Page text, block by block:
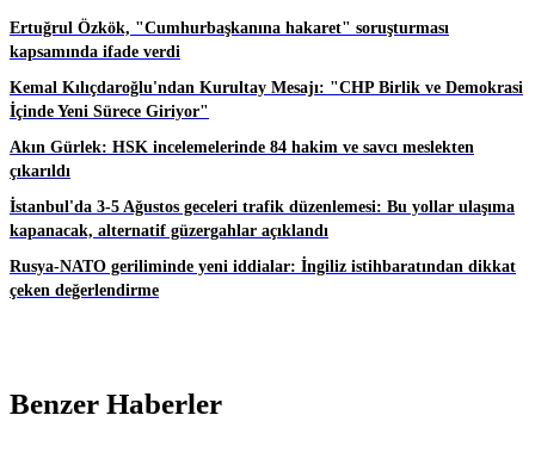
Ertuğrul Özkök, "Cumhurbaşkanına hakaret" soruşturması
kapsamında ifade verdi
Kemal Kılıçdaroğlu'ndan Kurultay Mesajı: "CHP Birlik ve Demokrasi
İçinde Yeni Sürece Giriyor"
Akın Gürlek: HSK incelemelerinde 84 hakim ve savcı meslekten
çıkarıldı
İstanbul'da 3-5 Ağustos geceleri trafik düzenlemesi: Bu yollar ulaşıma
kapanacak, alternatif güzergahlar açıklandı
Rusya-NATO geriliminde yeni iddialar: İngiliz istihbaratından dikkat
çeken değerlendirme
Benzer Haberler